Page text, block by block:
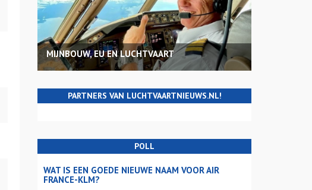
MIJNBOUW, EU EN LUCHTVAART
PARTNERS VAN LUCHTVAARTNIEUWS.NL!
POLL
WAT IS EEN GOEDE NIEUWE NAAM VOOR AIR
FRANCE-KLM?